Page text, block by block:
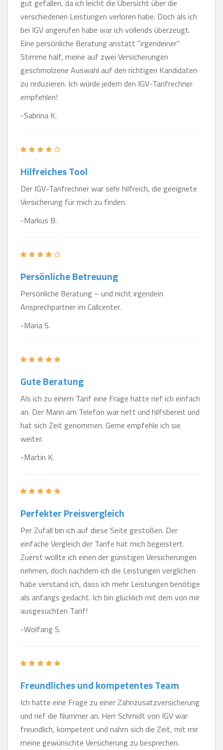
gut gefallen, da ich leicht die Übersicht über die
verschiedenen Leistungen verloren habe. Doch als ich
bei IGV angerufen habe war ich vollends überzeugt.
Eine persönliche Beratung anstatt "irgendeiner"
Stimme half, meine auf zwei Versicherungen
geschmolzene Auswahl auf den richtigen Kandidaten
zu reduzieren. Ich würde jedem den IGV-Tarifrechner
empfehlen!
-Sabrina K.
Hilfreiches Tool
Der IGV-Tarifrechner war sehr hilfreich, die geeignete
Versicherung für mich zu finden.
-Markus B.
Persönliche Betreuung
Persönliche Beratung – und nicht irgendein
Ansprechpartner im Callcenter.
-Maria S.
Gute Beratung
Als ich zu einem Tarif eine Frage hatte rief ich einfach
an. Der Mann am Telefon war nett und hilfsbereit und
hat sich Zeit genommen. Gerne empfehle ich sie
weiter.
-Martin K.
Perfekter Preisvergleich
Per Zufall bin ich auf diese Seite gestoßen. Der
einfache Vergleich der Tarife hat mich begeistert.
Zuerst wollte ich einen der günstigen Versicherungen
nehmen, doch nachdem ich die Leistungen verglichen
habe verstand ich, dass ich mehr Leistungen benötige
als anfangs gedacht. Ich bin glücklich mit dem von mir
ausgesuchten Tarif!
-Wolfang S.
Freundliches und kompetentes Team
Ich hatte eine Frage zu einer Zahnzusatzversicherung
und rief die Nummer an. Herr Schmidt von IGV war
freundlich, kompetent und nahm sich die Zeit, mit mir
meine gewünschte Versicherung zu besprechen.